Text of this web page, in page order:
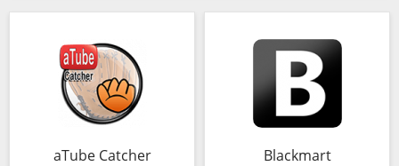
aTube Catcher Blackmart